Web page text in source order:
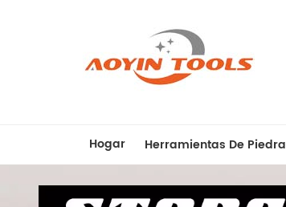
Hogar Herramientas De Piedra